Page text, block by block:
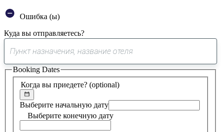
Ошибка (ы)
Куда вы отправляетесь?
0
предложение
найдено
Когда вы приедете? (optional)
Выберите начальную дату
Выберите конечную дату
Booking Dates